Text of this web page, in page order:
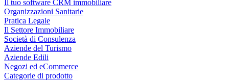
Il tuo software CRM immobiliare
Organizzazioni Sanitarie
Pratica Legale
Il Settore Immobiliare
Società di Consulenza
Aziende del Turismo
Aziende Edili
Negozi ed eCommerce
Categorie di prodotto